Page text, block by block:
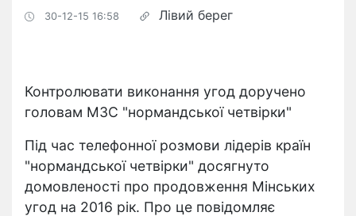
30-12-15 16:58 Лівий берег
Контролювати виконання угод доручено
головам МЗС "нормандської четвірки"
Під час телефонної розмови лідерів країн
"нормандської четвірки" досягнуто
домовленості про продовження Мінських
угод на 2016 рік. Про це повідомляє